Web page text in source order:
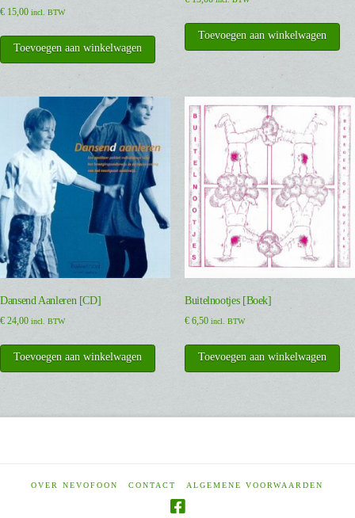
€ 15,00 incl. BTW
Toevoegen aan winkelwagen
Toevoegen aan winkelwagen
Dansend Aanleren [CD]
€ 24,00 incl. BTW
Toevoegen aan winkelwagen
Buitelnootjes [Boek]
€6,50 incl. BTW
Toevoegen aan winkelwagen
OVER NEVOFOON CONTACT ALGEMENE VOORWAARDEN